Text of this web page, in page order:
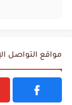
مواقع التواصل